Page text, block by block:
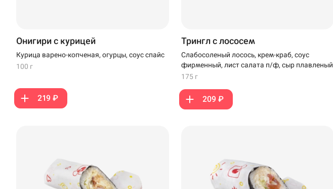
Онигири с курицей
Курица варено-копченая, огурцы, соус спайс
100 г
219 ₽
Трингл с лососем
Слабосоленый лосось, крем-краб, соус
фирменный, лист салата п/ф, сыр плавленый
175 г
209 ₽